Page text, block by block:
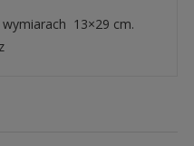
13×29 cm.